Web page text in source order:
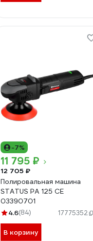
-7%
11 795 ₽
12 705 ₽
Полировальная машина
STATUS PA 125 CE
03390701
4.6(84) 17775352
В корзину